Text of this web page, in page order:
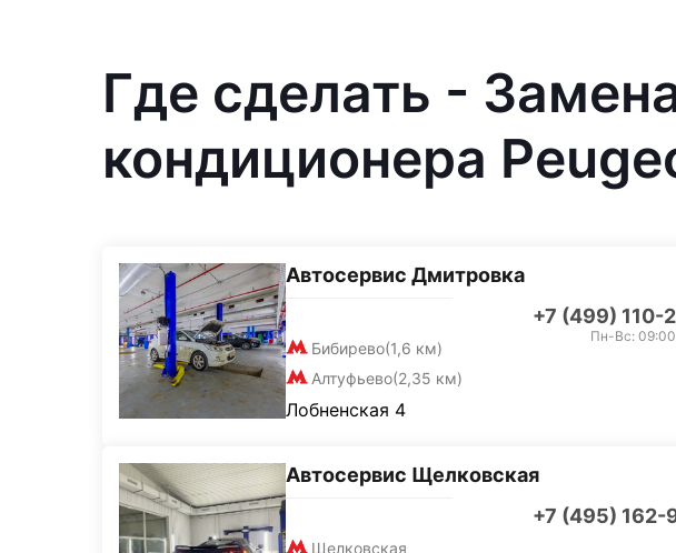
Где сделать -
кондиционера
Автосервис Дмитровка
+7 (499) 110-
Бибирево(1,6 км)
Алтуфьево(2,35 км)
Пн-Вс:
Лобненская 4
Автосервис Щелковская
+7 (495) 162-
Щелковская